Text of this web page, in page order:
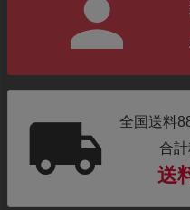
全国送料
合
送